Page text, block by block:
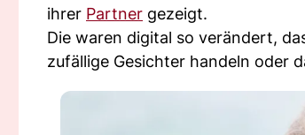
ihrer Partner gezeigt.
Die waren digital so verändert,
zufällige Gesichter handeln oder